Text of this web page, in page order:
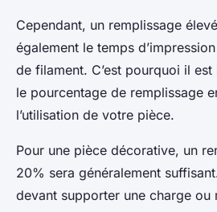
Cependant, un remplissage
également le temps
de filament. C’est pourquoi il
le pourcentage de remplissage
l’utilisation de votre pièce.
Pour une pièce décorative, un
20% sera généralement
devant supporter une charge ou